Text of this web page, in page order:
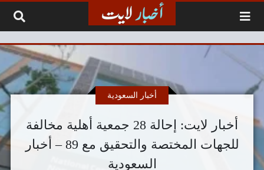
أخبار لايت: إحالة 28 جمعية أهلية مخالفة
للجهات المختصة والتحقيق مع 89 – أخبار
السعودية
أخبار السعودية